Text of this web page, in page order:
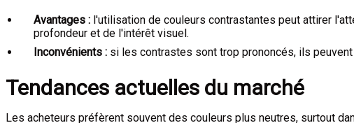
Avantages : l'utilisation de couleurs contrastantes peut attirer
profondeur et de l'intérêt visuel.
Inconvénients : si les contrastes sont trop prononcés, ils
Tendances actuelles du marché
Les acheteurs préfèrent souvent des couleurs plus neutres, surtout